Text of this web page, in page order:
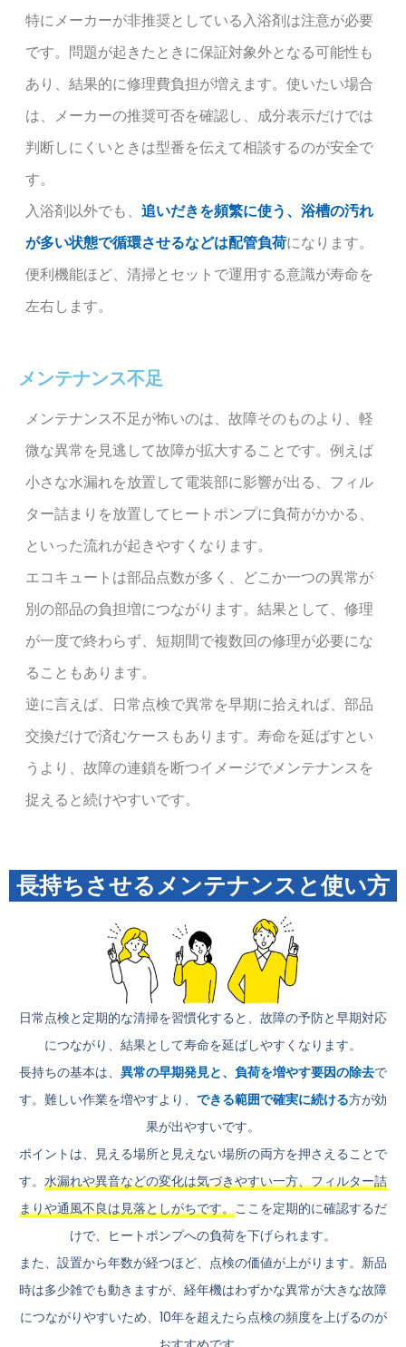
特にメーカーが非推奨としている入浴剤は注意が必要
です。問題が起きたときに保証対象外となる可能性も
あり、結果的に修理費負担が増えます。使いたい場合
は、メーカーの推奨可否を確認し、成分表示だけでは
判断しにくいときは型番を伝えて相談するのが安全で
す。
入浴剤以外でも、追いだきを頻繁に使う、浴槽の汚れ
が多い状態で循環させるなどは配管負荷になります。
便利機能ほど、清掃とセットで運用する意識が寿命を
左右します。
メンテナンス不足
メンテナンス不足が怖いのは、故障そのものより、軽
微な異常を見逃して故障が拡大することです。例えば
小さな水漏れを放置して電装部に影響が出る、フィル
ター詰まりを放置してヒートポンプに負荷がかかる、
といった流れが起きやすくなります。
エコキュートは部品点数が多く、どこか一つの異常が
別の部品の負担増につながります。結果として、修理
が一度で終わらず、短期間で複数回の修理が必要にな
ることもあります。
逆に言えば、日常点検で異常を早期に拾えれば、部品
交換だけで済むケースもあります。寿命を延ばすとい
うより、故障の連鎖を断つイメージでメンテナンスを
捉えると続けやすいです。
長持ちさせるメンテナンスと使い方
日常点検と定期的な清掃を習慣化すると、故障の予防と早期対応
につながり、結果として寿命を延ばしやすくなります。
長持ちの基本は、 異常の早期発見と、負荷を増やす要因の除去で
す。難しい作業を増やすより、 できる範囲で確実に続ける方が効
果が出やすいです。
ポイントは、見える場所と見えない場所の両方を押さえることで
す。 水漏れや異音などの変化は気づきやすい一方、フィルター詰
まりや通風不良は見落としがちです。ここを定期的に確認するだ
けで、ヒートポンプへの負荷を下げられます。
また、設置から年数が経つほど、点検の価値が上がります。新品
時は多少雑でも動きますが、経年機はわずかな異常が大きな故障
につながりやすいため、10年を超えたら点検の頻度を上げるのが